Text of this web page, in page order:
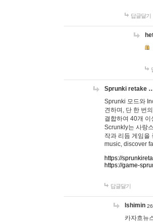
답글달기
Sprunki retake
Sprunki 모드와
견하며, 단 한 번
결합하여 40개
Scrunkly는 사랑
작과 리듬 게임을
music, discover
https://
https://game-
답글달기
lshimin
카자흐뉴